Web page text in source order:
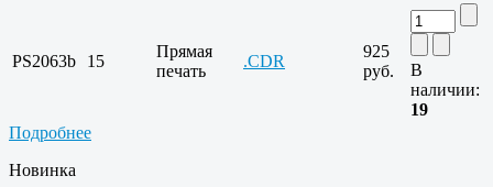
PS2063b 15
Прямая
печать
.CDR
925
руб.
В
наличии:
19
Подробнее
Новинка